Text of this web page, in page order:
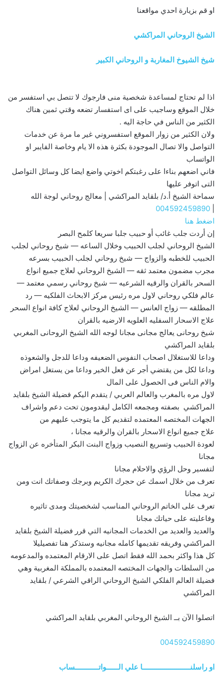
او قم بزيارة احدي مواقعنا
الشيخ الروحاني المراكشي
شيخ الشيوخ المغاربة و الروحاني الكبير
اذا لم تحتاج لمساعدة شخصية منى فارجوك لا تتصل بي استفسر من
خلال الموقع وساجيب على اى استفسار تضعه وقتي ثمين هناك
الكثير من الناس في حاجة اليه .
ولان الكثير من زوار الموقع استفسروني غير ما مرة عن خدمات
التواصل والا تصال الموجودة بكثرة هذه الا يام وخاصة الفايبر او
الواتساب
فاني اضعهم بناءا على رغبتكم اخوتي واضع ايضا كل وسائل التواصل
التى اتوفر عليها
سماحة الشيخ أ.د/ بلقايد المراكشي | معالج روحاني لوجة الله
004592459890
اضغط هنا
إن أردت جلب غائب أو حبيب جلبا سريعا كلمح البصر
الشيخ الروحاني لجلب الحبيب وخلال الساعه — شيخ روحاني لجلب
الحبيب للخطبه والزواج — شيخ روحاني لجلب الحبيب بسرعه
مجرب مضمون معتمد ثقه — الشيخ الروحاني لعلاج جميع انواع
السحر بالقران والرقيه الشرعيه — شيخ روحاني رسمي معتمد —
عالم فلكي روحاني لاول مره رئيس مركز الابحاث الفلكيه — رد
المطلقه — زواج العانس — الشيخ الروحاني لعلاج كافة انواع السحر
علاج الاسحار السفليه العلويه الارضيه بالقران
شيخ روحانى يعالج مجانى مجانا لوجه الله الشيخ الروحانى المغربي
بلقايد المراكشي
وداعا للاستغلال اصحاب النفوس الضعيفه وداعا للدجل والشعوذه
وداعا لكل من يقتضي أجر عن فعل الخير وداعا من يستغل امراض
والام الناس فى الحصول على المال
لاول مره بالمغرب والعالم العربي / يتقدم اليكم فضيلة الشيخ بلقايد
المراكشي بصفته ومجمعه الكامل ليقدومون تحت دعم واشراف
الجهات المختصه المعتمده لتقديم كل ما يتوجب عليهم من
علاج جميع انواع الاسحار بالقران والرقيه مجانا ،
لعودة الحبيب وتسريع النصيب وزواج البنت البكر المتأخره عن الزواج
مجانا
لتفسير وحل الرؤي والاحلام مجانا
تعرف من خلال اسمك عن حجرك الكريم وبرجك وصفاتك انت ومن
تريد مجانا
تعرف على الخاتم الروحاني المناسب لشخصيتك ومدى تاثيره
وفاعليته على حياتك مجانا
والعديد والعديد من الخدمات المجانيه التي قرر فضيلة الشيخ بلقايد
المراكشي وفريقه تقديمها كامله مجانيه وستذكر هنا تفصيليلا
كل هذا واكثر بحمد الله فقط اتصل على الارقام المعتمده والمدعومه
من السلطات والجهات المختصه المعتمده بالمملكة المغربية وهي
فضيلة العالم الفلكي الشيخ الروحاني الراقي الشرعي / بلقايد
المراكشي
اتصلوا الآن بــ الشيخ الروحاني المغربي بلقايد المراكشي
004592459890
او راسلنــــــــــــــــــــــــا علي الــــــواتــــــــــــساب